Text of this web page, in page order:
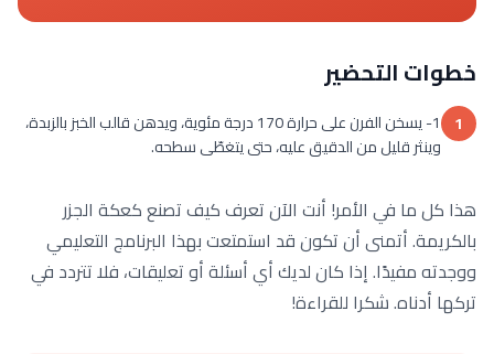
خطوات التحضير
1
1- يسخن الفرن على حرارة 170 درجة مئوية، ويدهن قالب الخبز بالزبدة،
وينثر قليل من الدقيق عليه، حتى يتغطّى سطحه.
هذا كل ما في الأمر! أنت الآن تعرف كيف تصنع كعكة الجزر
بالكريمة. أتمنى أن تكون قد استمتعت بهذا البرنامج التعليمي
ووجدته مفيدًا. إذا كان لديك أي أسئلة أو تعليقات، فلا تتردد في
تركها أدناه. شكرا للقراءة!